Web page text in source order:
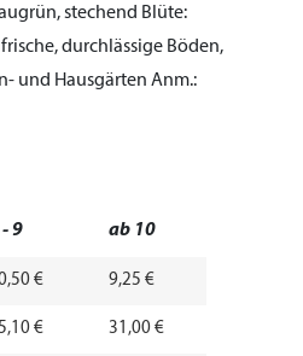
stechend Blüte:
durchlässige Böden,
und Hausgärten Anm.:
- 9 ab 10
€ 9,25 €
€ 31,00 €